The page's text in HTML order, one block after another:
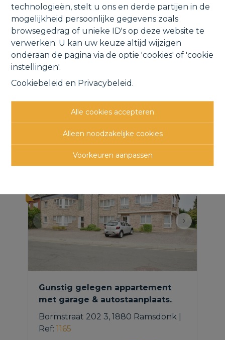
technologieën, stelt u ons en derde partijen in de
mogelijkheid persoonlijke gegevens zoals
browsegedrag of unieke ID's op deze website te
verwerken. U kan uw keuze altijd wijzigen
onderaan de pagina via de optie 'cookies' of 'cookie
instellingen'.
Cookiebeleid en Privacybeleid .
Alle cookies accepteren
Alleen noodzakelijke cookies
Voorkeuren aanpassen
Wolvertem VERHUURD
Vorige Lijst Volgende
Andere interessante
panden
Gunstig gelegen appartement
met garage & autostaanplaats.
Bormstraat 202 3, 1880 Ramsdonk
Ref: 1165